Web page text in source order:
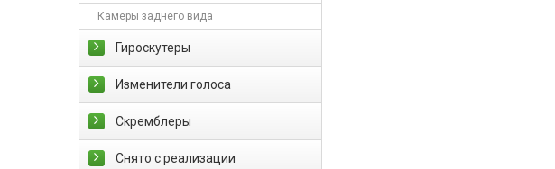
Камеры заднего вида
Гироскутеры
Изменители голоса
Скремблеры
Снято с реализации